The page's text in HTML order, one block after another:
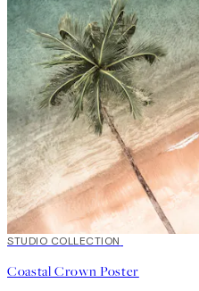
50%*
STUDIO COLLECTION
Coastal Crown Poster